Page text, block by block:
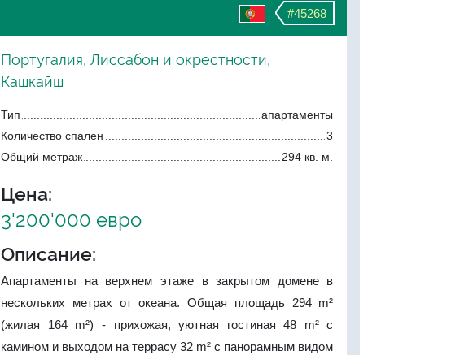
#45268
Португалия, Лиссабон и окрестности,
Кашкайш
Тип
апартаменты
Количество спален
3
Общий метраж
294 кв. м.
Цена:
3'200'000 евро
Описание:
Апартаменты на верхнем этаже в закрытом домене в
нескольких метрах от океана. Общая площадь 294 m²
(жилая 164 m²) - прихожая, уютная гостиная 48 m² с
камином и выходом на террасу 32 m² с панорамным видом